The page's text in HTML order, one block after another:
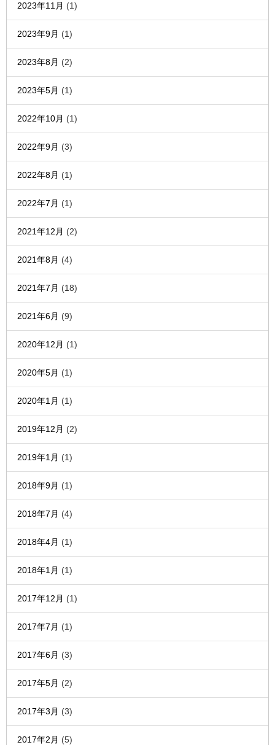
2023年11月 (1)
2023年9月 (1)
2023年8月 (2)
2023年5月 (1)
2022年10月 (1)
2022年9月 (3)
2022年8月 (1)
2022年7月 (1)
2021年12月 (2)
2021年8月 (4)
2021年7月 (18)
2021年6月 (9)
2020年12月 (1)
2020年5月 (1)
2020年1月 (1)
2019年12月 (2)
2019年1月 (1)
2018年9月 (1)
2018年7月 (4)
2018年4月 (1)
2018年1月 (1)
2017年12月 (1)
2017年7月 (1)
2017年6月 (3)
2017年5月 (2)
2017年3月 (3)
2017年2月 (5)